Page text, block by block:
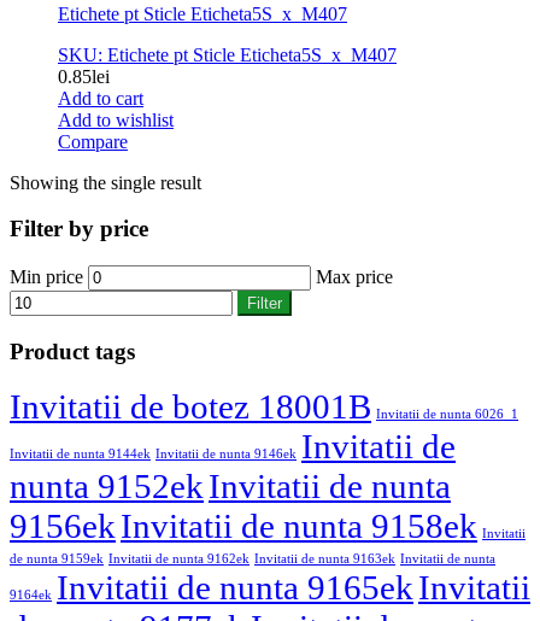
Etichete pt Sticle Eticheta5S_x_M407
SKU: Etichete pt Sticle Eticheta5S_x_M407
0.85lei
Add to cart
Add to wishlist
Compare
Showing the single result
Filter by price
Min price Max price
Filter
Product tags
Invitatii de botez 18001B Invitatii de nunta 6026_1
Invitatii de nunta 9144ek Invitatii de nunta 9146ek Invitatii de
nunta 9152ekInvitatii de nunta
9156ekInvitatii de nunta 9158ek Invitatii
de nunta 9159ek Invitatii de nunta 9162ek Invitatii de nunta 9163ek Invitatii de nunta
9164ek Invitatii de nunta 9165ekInvitatii